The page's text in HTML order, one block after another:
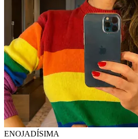
ENOJADÍSIMA